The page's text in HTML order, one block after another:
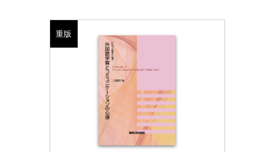
重版